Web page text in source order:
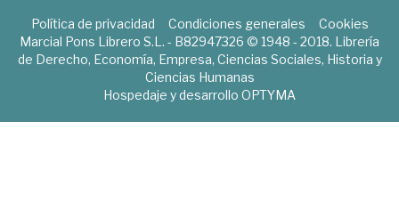
Política de privacidad Condiciones generales
Cookies
Marcial Pons Librero S.L. - B82947326 © 1948 - 2018. Librería
de Derecho, Economía, Empresa, Ciencias Sociales, Historia y
Ciencias Humanas
Hospedaje y desarrollo OPTYMA